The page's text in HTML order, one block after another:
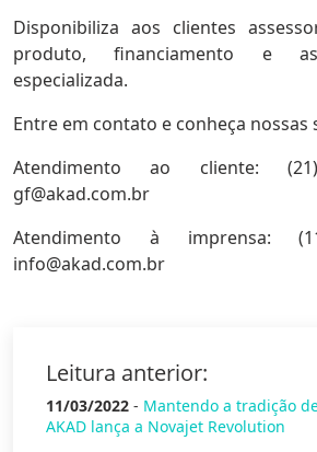
Disponibiliza aos clientes
produto, financiamento e
especializada.
Entre em contato e conheça nossas
Atendimento ao cliente:
gf@akad.com.br
Atendimento à imprensa:
info@akad.com.br
Leitura anterior:
11/03/2022 - Mantendo a tradição
AKAD lança a Novajet Revolution